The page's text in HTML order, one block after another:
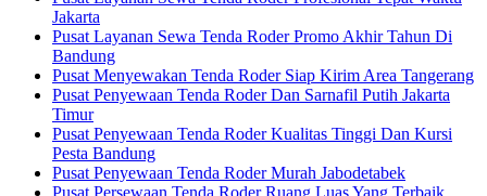
Jakarta
Pusat Layanan Sewa Tenda Roder Promo Akhir Tahun Di
Bandung
Pusat Menyewakan Tenda Roder Siap Kirim Area Tangerang
Pusat Penyewaan Tenda Roder Dan Sarnafil Putih Jakarta
Timur
Pusat Penyewaan Tenda Roder Kualitas Tinggi Dan Kursi
Pesta Bandung
Pusat Penyewaan Tenda Roder Murah Jabodetabek
Pusat Persewaan Tenda Roder Ruang Luas Yang Terbaik